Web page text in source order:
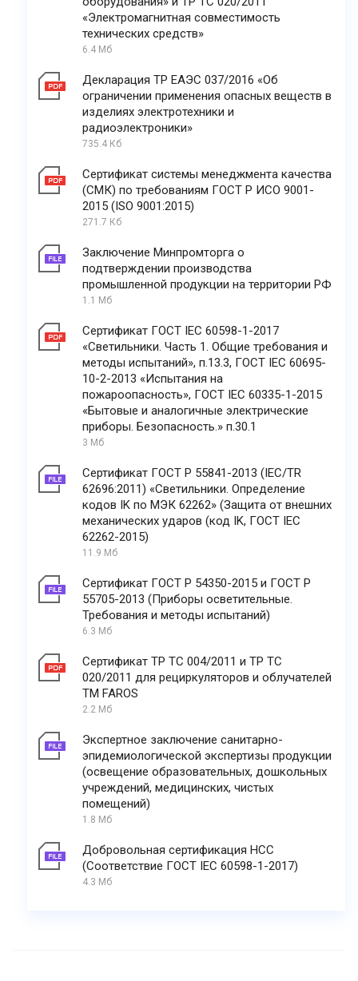
«Электромагнитная совместимость
технических средств»
6.4 Мб
Декларация ТР ЕАЭС 037/2016 «Об
ограничении применения опасных веществ в
изделиях электротехники и
радиоэлектроники»
735.4 Кб
Сертификат системы менеджмента качества
(СМК) по требованиям ГОСТ Р ИСО 9001-
2015 (ISO 9001:2015)
271.7 Кб
Заключение Минпромторга о
подтверждении производства
промышленной продукции на территории РФ
1.1 Мб
Сертификат ГОСТ IEC 60598-1-2017
«Светильники. Часть 1. Общие требования и
методы испытаний», п.13.3, ГОСТ IEC 60695-
10-2-2013 «Испытания на
пожароопасность», ГОСТ IEC 60335-1-2015
«Бытовые и аналогичные электрические
приборы. Безопасность.» п.30.1
3 Мб
Сертификат ГОСТ Р 55841-2013 (IEC/TR
62696:2011) «Светильники. Определение
кодов IK по МЭК 62262» (Защита от внешних
механических ударов (код IK, ГОСТ IEC
62262-2015)
11.9 Мб
Сертификат ГОСТ Р 54350-2015 и ГОСТ Р
55705-2013 (Приборы осветительные.
Требования и методы испытаний)
6.3 Мб
Сертификат ТР ТС 004/2011 и ТР ТС
020/2011 для рециркуляторов и облучателей
ТМ FAROS
2.2 Мб
Экспертное заключение санитарно-
эпидемиологической экспертизы продукции
(освещение образовательных, дошкольных
учреждений, медицинских, чистых
помещений)
1.8 Мб
Добровольная сертификация НСС
(Соответствие ГОСТ IEC 60598-1-2017)
4.3 Мб